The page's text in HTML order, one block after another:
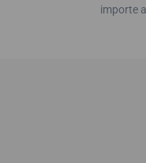
importe